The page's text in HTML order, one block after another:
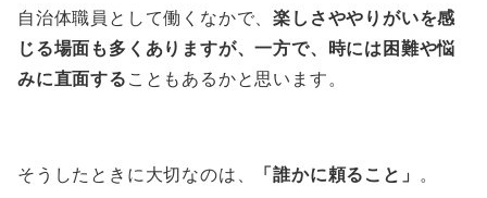
自治体職員として働くなかで、楽しさややりがいを感
じる場面も多くありますが、一方で、時には困難や悩
みに直面する こともあるかと思います。
そうしたときに大切なのは、 「誰かに頼ること」 。